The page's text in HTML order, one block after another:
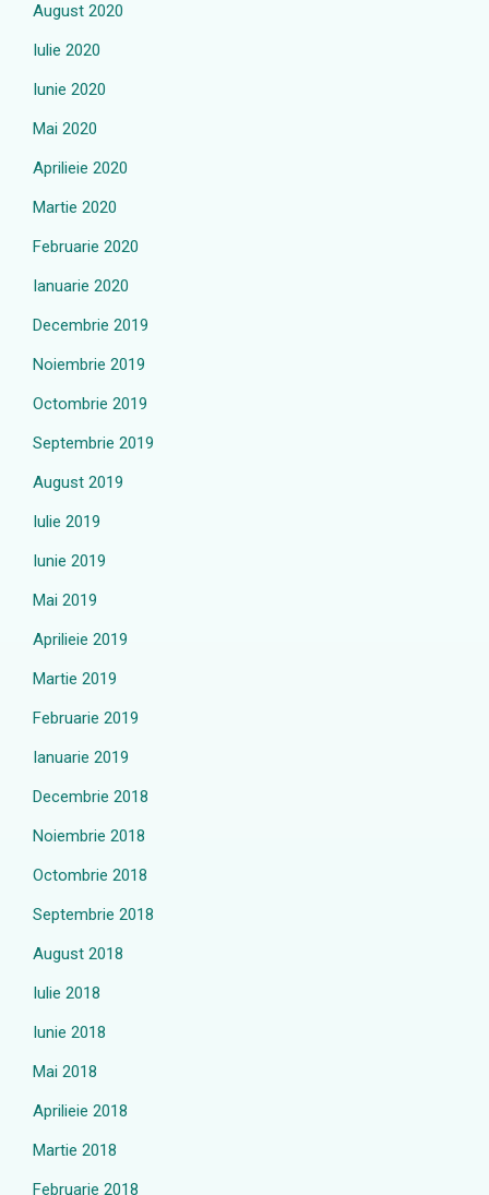
August 2020
Iulie 2020
Iunie 2020
Mai 2020
Aprilieie 2020
Martie 2020
Februarie 2020
Ianuarie 2020
Decembrie 2019
Noiembrie 2019
Octombrie 2019
Septembrie 2019
August 2019
Iulie 2019
Iunie 2019
Mai 2019
Aprilieie 2019
Martie 2019
Februarie 2019
Ianuarie 2019
Decembrie 2018
Noiembrie 2018
Octombrie 2018
Septembrie 2018
August 2018
Iulie 2018
Iunie 2018
Mai 2018
Aprilieie 2018
Martie 2018
Februarie 2018